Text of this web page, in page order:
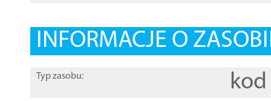
INFORMACJE O
Typ zasobu: kod